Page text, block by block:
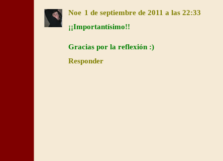
Noe 1 de septiembre de 2011 a las 22:33
¡¡Importantísimo!!
Gracias por la reflexión :)
Responder